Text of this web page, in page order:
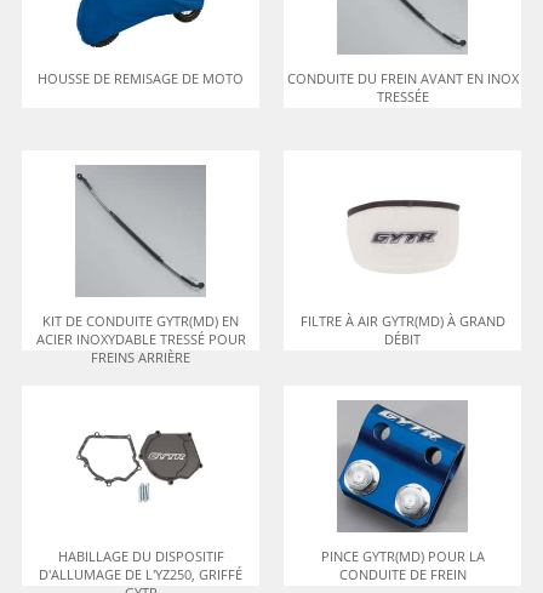
HOUSSE DE REMISAGE DE MOTO
CONDUITE DU FREIN AVANT EN INOX
TRESSÉE
KIT DE CONDUITE GYTR(MD) EN
ACIER INOXYDABLE TRESSÉ POUR
FREINS ARRIÈRE
FILTRE À AIR GYTR(MD) À GRAND
DÉBIT
HABILLAGE DU DISPOSITIF
D'ALLUMAGE DE L'YZ250, GRIFFÉ
PINCE GYTR(MD) POUR LA
CONDUITE DE FREIN